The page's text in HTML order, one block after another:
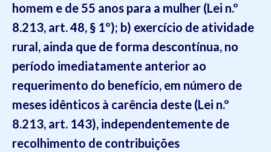
homem e de 55 anos para a mulher (Lei n.º
8.213, art. 48, § 1º); b) exercício de atividade
rural, ainda que de forma descontínua, no
período imediatamente anterior ao
requerimento do benefício, em número de
meses idênticos à carência deste (Lei n.º
8.213, art. 143), independentemente de
recolhimento de contribuições